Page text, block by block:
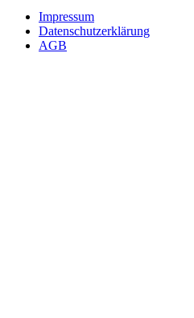
Impressum
Datenschutzerklärung
AGB